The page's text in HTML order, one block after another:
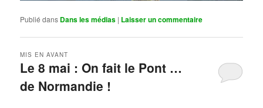
Publié dans Dans les médias | Laisser un commentaire
Le 8 mai : On fait le Pont …
de Normandie !
MIS EN AVANT